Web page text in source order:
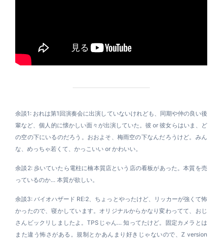
余談1: おれは第1回演奏会に出演していないけれども、同期や仲の良い後
輩など、個人的に懐かしい面々が出演していた。彼 or 彼女らはいま、ど
の空の下にいるのだろう。おおよそ、梅雨空の下なんだろうけど。みん
な、めっちゃ若くて、かっこいい or かわいい。
余談2: 歩いていたら電柱に楠本質店という店の看板があった。本質を売
っているのか… 本質が欲しい。
余談3: バイオハザード RE:2、ちょっとやったけど、リッカーが強くて怖
かったので、寝かしています。オリジナルからかなり変わってて、おじ
さんビックリしましたよ。TPSじゃん… 知ってたけど。固定カメラとは
また違う怖さがある。規制とかあんまり好きじゃないので、Z version